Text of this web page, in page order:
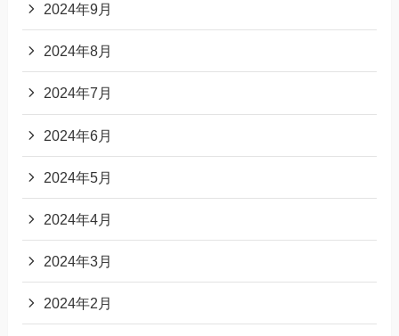
2024年9月
2024年8月
2024年7月
2024年6月
2024年5月
2024年4月
2024年3月
2024年2月